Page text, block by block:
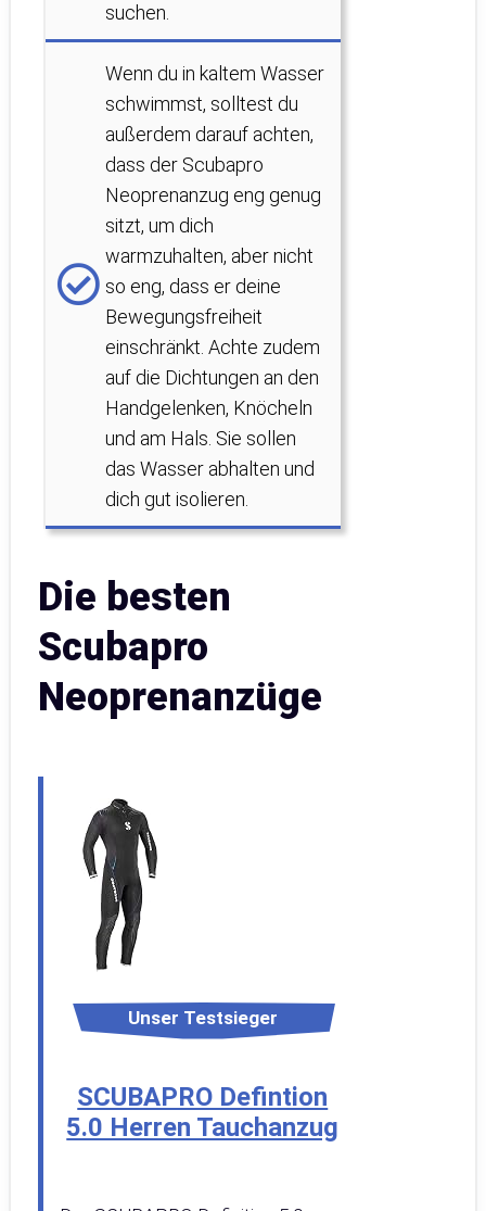
suchen.
Wenn du in kaltem Wasser
schwimmst, solltest du
außerdem darauf achten,
dass der Scubapro
Neoprenanzug eng genug
sitzt, um dich
warmzuhalten, aber nicht
so eng, dass er deine
Bewegungsfreiheit
einschränkt. Achte zudem
auf die Dichtungen an den
Handgelenken, Knöcheln
und am Hals. Sie sollen
das Wasser abhalten und
dich gut isolieren.
Die besten
Scubapro
Neoprenanzüge
Unser Testsieger
SCUBAPRO Defintion
5.0 Herren Tauchanzug